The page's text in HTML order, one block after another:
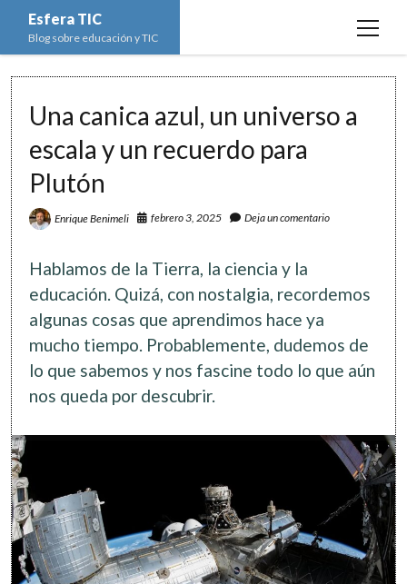
Esfera TIC
Blog sobre educación y TIC
open
Educación y TIC open
Actualidad
Escuela de padres
Espacios
Innovación
Lectura
Asignaturas open
Ciencias Naturales
Ed. Plástica y Visual
Historia del Arte
Lengua
Música
Informática
Imagen digital
menu
Bases de datos
Hoja de cálculo
Programación
Redes de ordenadores
Redes sociales
Sistemas Operativos
Matemáticas open
Geometría
twitterfacebookinstagramyoutube
Una canica azul, un universo a
escala y un recuerdo para
Plutón
Enrique Benimeli febrero 3, 2025 Deja un comentario
Hablamos de la Tierra, la ciencia y la
educación. Quizá, con nostalgia, recordemos
algunas cosas que aprendimos hace ya
mucho tiempo. Probablemente, dudemos de
lo que sabemos y nos fascine todo lo que aún
nos queda por descubrir.